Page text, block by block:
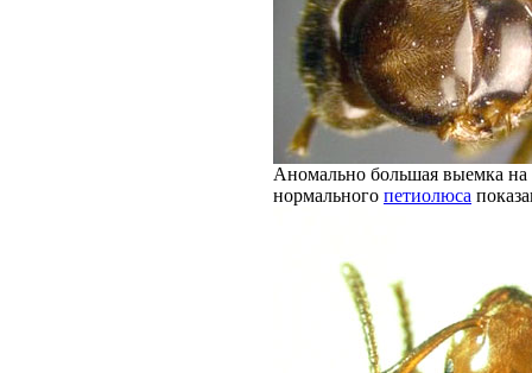
Аномально большая выемка на
нормального петиолюса